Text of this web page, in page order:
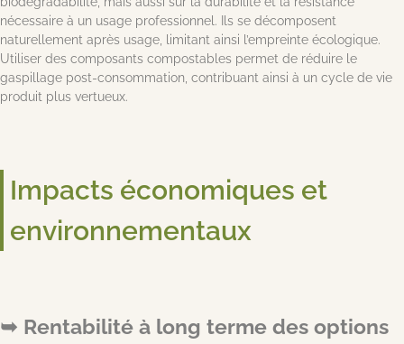
nécessaire à un usage professionnel. Ils se décomposent
naturellement après usage, limitant ainsi l’empreinte écologique.
Utiliser des composants compostables permet de réduire le
gaspillage post-consommation, contribuant ainsi à un cycle de vie
produit plus vertueux.
Impacts économiques et
environnementaux
Rentabilité à long terme des options